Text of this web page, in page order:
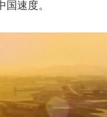
速度。